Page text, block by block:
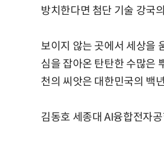
방치한다면 첨단 기술 강국
보이지 않는 곳에서 세상을
심을 잡아온 탄탄한 수많은
천의 씨앗은 대한민국의 백
김동호 세종대 AI융합전자